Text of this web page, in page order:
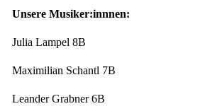
Unsere Musiker:innnen:
Julia Lampel 8B
Maximilian Schantl 7B
Leander Grabner 6B